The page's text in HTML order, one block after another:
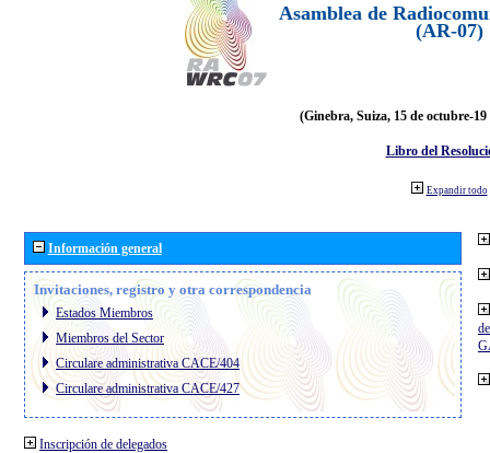
Asamblea de
(AR-07)
(Ginebra, Suiza, 15 de octubre-19
Libro del
Expandir todo
Información general
Invitaciones, registro y otra correspondencia
Estados Miembros
Miembros del Sector
Circulare administrativa CACE/404
Circulare administrativa CACE/427
Inscripción de delegados